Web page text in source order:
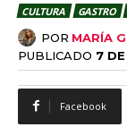
CULTURA GASTRO
POR MARÍA
PUBLICADO 7
Facebook